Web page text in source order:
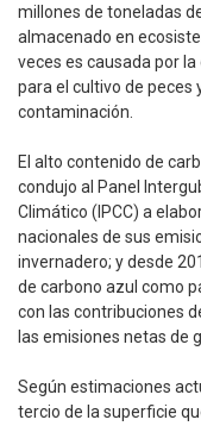
millones de toneladas
almacenado en
veces es causada por
para el cultivo de peces
contaminación.
El alto contenido de
condujo al Panel
Climático (IPCC) a
nacionales de sus
invernadero; y desde
de carbono azul como
con las contribuciones
las emisiones netas de
Según estimaciones
tercio de la superficie